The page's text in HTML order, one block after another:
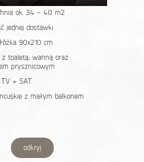
ok. 34 – 40 m2
jednej dostawki
90x210 cm
z toaletą, wanną oraz
prysznicowym
+ SAT
z małym balkonem
odkryj